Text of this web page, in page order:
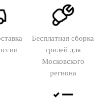
Бесплатная сборка
грилей для
Московского
региона